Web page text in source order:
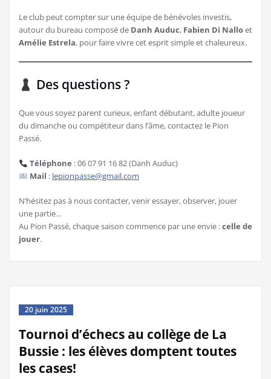
Le club peut compter sur une équipe de bénévoles investis,
autour du bureau composé de Danh Auduc, Fabien Di Nalloet
Amélie Estrela, pour faire vivre cet esprit simple et chaleureux.
Des questions ?
Que vous soyez parent curieux, enfant débutant, adulte joueur
du dimanche ou compétiteur dans l’âme, contactez le Pion
Passé.
Téléphone : 06 07 91 16 82 (Danh Auduc)
Mail : lepionpasse@gmail.com
N’hésitez pas à nous contacter, venir essayer, observer, jouer
une partie…
Au Pion Passé, chaque saison commence par une envie :celle de
jouer.
20 juin 2025
Tournoi d’échecs au collège de La
Bussie : les élèves domptent toutes
les cases!